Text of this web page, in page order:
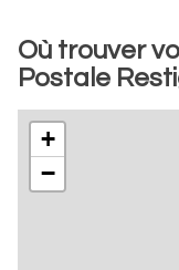
Où trouver
Postale
+
−